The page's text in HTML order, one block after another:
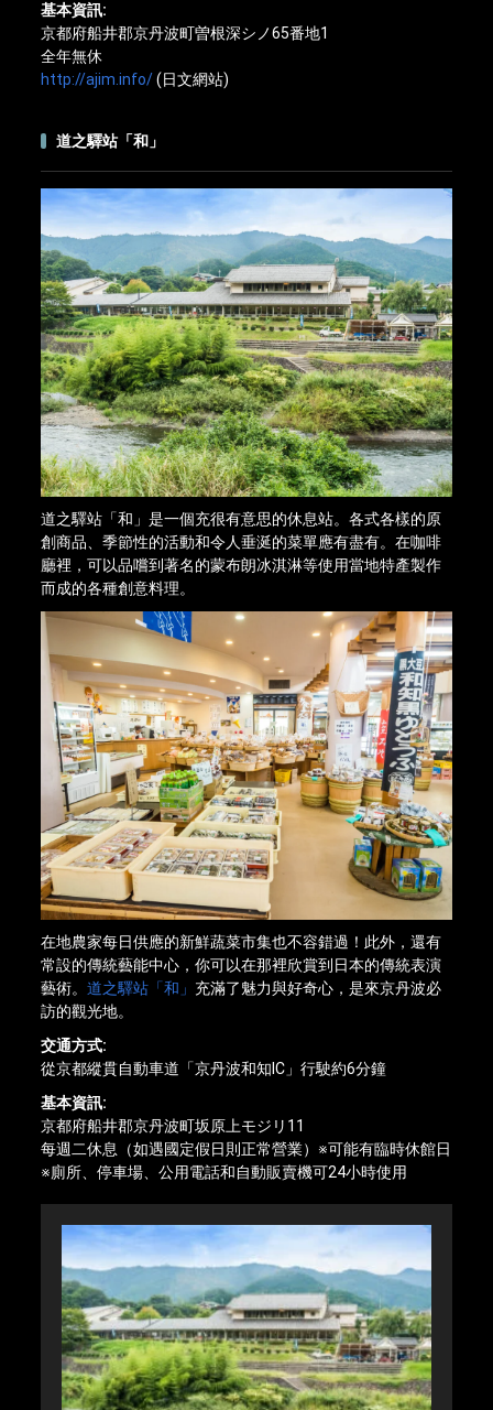
基本資訊:
京都府船井郡京丹波町曽根深シノ65番地1
全年無休
http://ajim.info/(日文網站)
道之驛站「和」
道之驛站「和」是一個充很有意思的休息站。各式各樣的原
創商品、季節性的活動和令人垂涎的菜單應有盡有。在咖啡
廳裡，可以品嚐到著名的蒙布朗冰淇淋等使用當地特產製作
而成的各種創意料理。
在地農家每日供應的新鮮蔬菜市集也不容錯過！此外，還有
常設的傳統藝能中心，你可以在那裡欣賞到日本的傳統表演
藝術。道之驛站「和」 充滿了魅力與好奇心，是來京丹波必
訪的觀光地。
交通方式:
從京都縱貫自動車道「京丹波和知IC」行駛約6分鐘
基本資訊:
京都府船井郡京丹波町坂原上モジリ11
每週二休息（如遇國定假日則正常營業）※可能有臨時休館日
※廁所、停車場、公用電話和自動販賣機可24小時使用